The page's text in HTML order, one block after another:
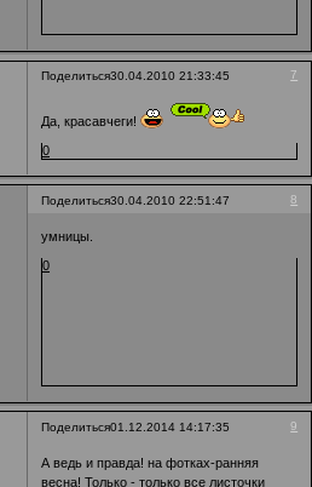
Поделиться 7
30.04.2010 21:33:45
Да, красавчеги!
0
Поделиться 8
30.04.2010 22:51:47
умницы.
0
Поделиться 9
01.12.2014 14:17:35
А ведь и правда! на фотках-ранняя
весна! Только - только все листочки